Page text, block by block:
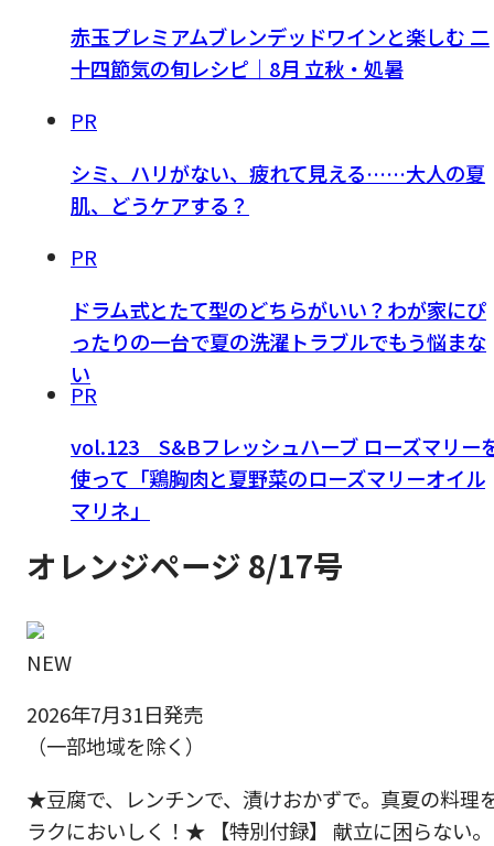
赤玉プレミアムブレンデッドワインと楽しむ 二
十四節気の旬レシピ｜8月 立秋・処暑
PR
シミ、ハリがない、疲れて見える……大人の夏
肌、どうケアする？
PR
ドラム式とたて型のどちらがいい？わが家にぴ
ったりの一台で夏の洗濯トラブルでもう悩まな
い
PR
vol.123 S&Bフレッシュハーブ ローズマリー
使って「鶏胸肉と夏野菜のローズマリーオイル
マリネ」
オレンジページ 8/17号
NEW
2026年7月31日発売
（一部地域を除く）
★豆腐で、レンチンで、漬けおかずで。真夏の料理
ラクにおいしく！★ 【特別付録】 献立に困らない。